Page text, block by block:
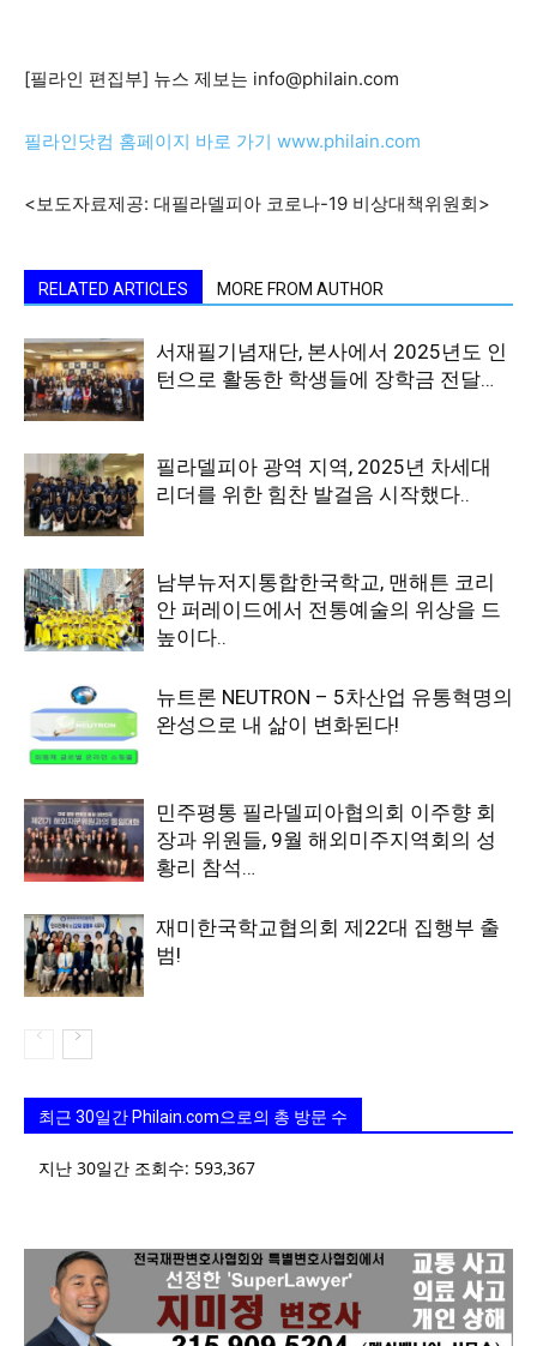
[필라인 편집부] 뉴스 제보는 info@philain.com
필라인닷컴 홈페이지 바로 가기 www.philain.com
<보도자료제공: 대필라델피아 코로나-19 비상대책위원회>
RELATED ARTICLES MORE FROM AUTHOR
서재필기념재단, 본사에서 2025년도 인
턴으로 활동한 학생들에 장학금 전달…
필라델피아 광역 지역, 2025년 차세대
리더를 위한 힘찬 발걸음 시작했다..
남부뉴저지통합한국학교, 맨해튼 코리
안 퍼레이드에서 전통예술의 위상을 드
높이다..
뉴트론 NEUTRON – 5차산업 유통혁명의
완성으로 내 삶이 변화된다!
민주평통 필라델피아협의회 이주향 회
장과 위원들, 9월 해외미주지역회의 성
황리 참석…
재미한국학교협의회 제22대 집행부 출
범!
최근 30일간 Philain.com으로의 총 방문 수
지난 30일간 조회수: 593,367